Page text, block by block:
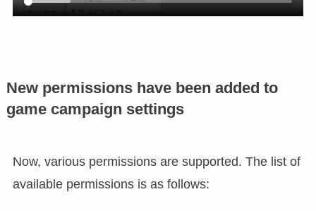
New permissions have been added to
game campaign settings
Now, various permissions are supported. The list of
available permissions is as follows: